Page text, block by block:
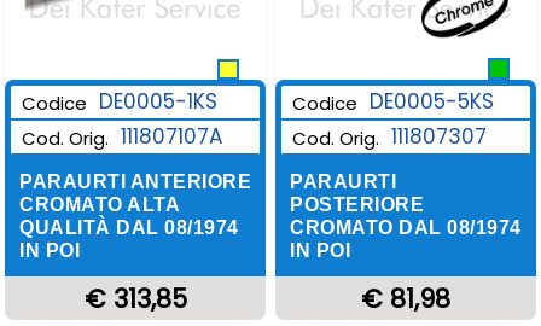
Codice DE0005-1KS
Cod. Orig. 111807107A
PARAURTI ANTERIORE
CROMATO ALTA
QUALITÀ DAL 08/1974
IN POI
€ 313,85
Codice DE0005-5KS
Cod. Orig. 111807307
PARAURTI
POSTERIORE
CROMATO DAL 08/1974
IN POI
€ 81,98